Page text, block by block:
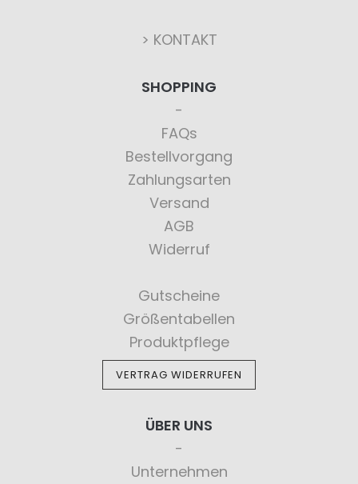
> KONTAKT
SHOPPING
FAQs
Bestellvorgang
Zahlungsarten
Versand
AGB
Widerruf
Gutscheine
Größentabellen
Produktpflege
VERTRAG WIDERRUFEN
ÜBER UNS
Unternehmen